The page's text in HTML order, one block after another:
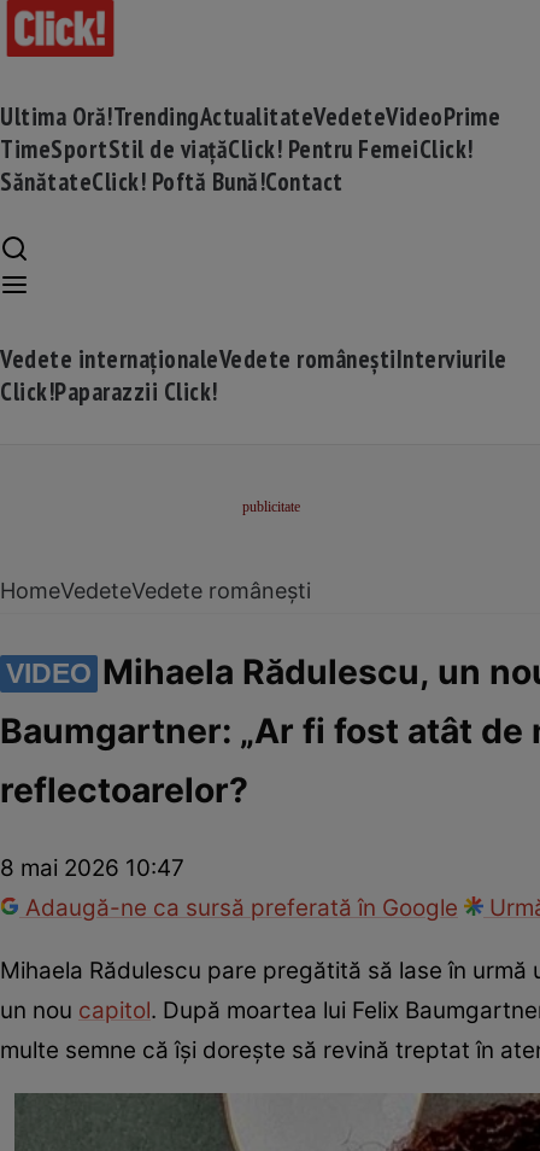
Ultima Oră!TrendingActualitateVedeteVideoPrime
TimeSportStil de viațăClick! Pentru FemeiClick!
SănătateClick! Poftă Bună!Contact
Vedete internaționaleVedete româneștiInterviurile
Click!Paparazzii Click!
HomeVedeteVedete românești
VIDEO Mihaela Rădulescu, un
Baumgartner: „Ar fi fost atât de
reflectoarelor?
8 mai 2026 10:47
Adaugă-ne ca sursă preferată în Google
Mihaela Rădulescu pare pregătită să lase în
un nou capitol. După moartea lui Felix
multe semne că își dorește să revină treptat în